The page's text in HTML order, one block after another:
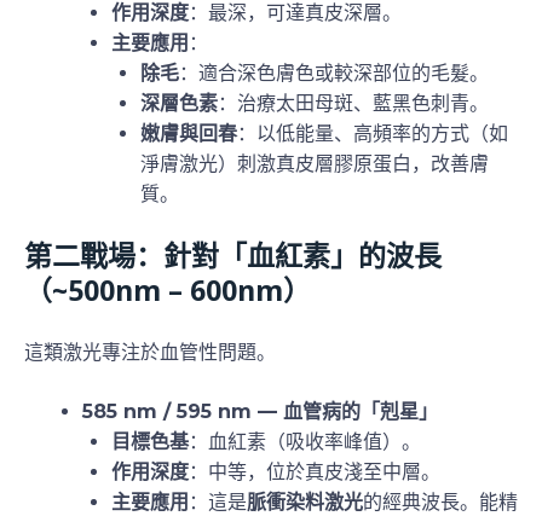
作用深度：最深，可達真皮深層。
主要應用 ：
除毛：適合深色膚色或較深部位的毛髮。
深層色素：治療太田母斑、藍黑色刺青。
嫩膚與回春：以低能量、高頻率的方式（如
淨膚激光）刺激真皮層膠原蛋白，改善膚
質。
第二戰場：針對「血紅素」的波長
（~500nm – 600nm）
這類激光專注於血管性問題。
585 nm / 595 nm — 血管病的「剋星」
目標色基：血紅素（吸收率峰值）。
作用深度：中等，位於真皮淺至中層。
主要應用 ：這是脈衝染料激光的經典波長。能精